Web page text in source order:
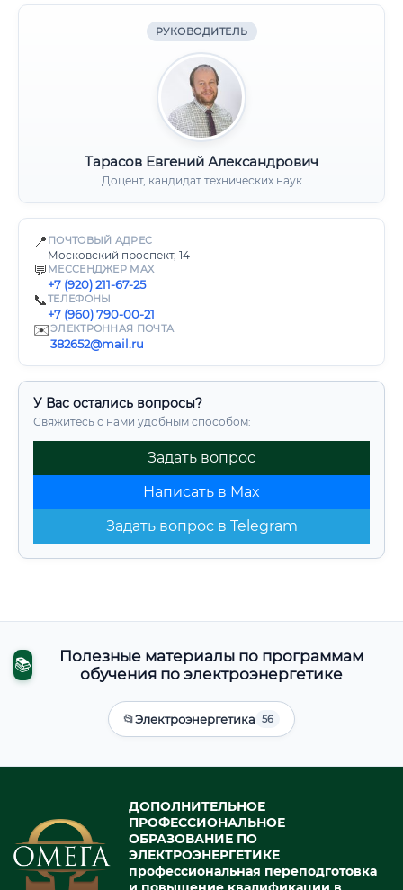
РУКОВОДИТЕЛЬ
Тарасов Евгений Александрович
Доцент, кандидат технических наук
📍 ПОЧТОВЫЙ АДРЕС
Московский проспект, 14
💬 МЕССЕНДЖЕР MAX
+7 (920) 211-67-25
📞ТЕЛЕФОНЫ
+7 (960) 790-00-21
✉️ЭЛЕКТРОННАЯ ПОЧТА
382652@mail.ru
У Вас остались вопросы?
Свяжитесь с нами удобным способом:
Задать вопрос
Написать в Max
Задать вопрос в Telegram
📚
Полезные материалы по программам
обучения по электроэнергетике
📂Электроэнергетика 56
ДОПОЛНИТЕЛЬНОЕ
ПРОФЕССИОНАЛЬНОЕ
ОБРАЗОВАНИЕ ПО
ЭЛЕКТРОЭНЕРГЕТИКЕ
профессиональная переподготовка